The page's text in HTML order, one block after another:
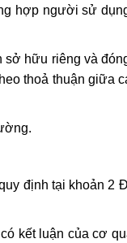
hợp người sử
hữu riêng và
thoả thuận giữa
định tại khoản 2
kết luận của cơ